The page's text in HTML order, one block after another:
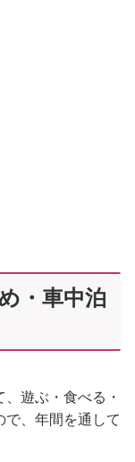
・車中泊
遊ぶ・食べる・
で、年間を通して